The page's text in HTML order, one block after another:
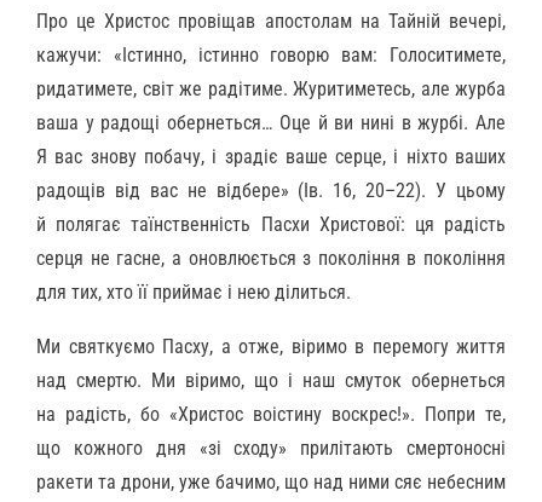
Про це Христос провіщав апостолам на Тайній вечері,
кажучи: «Істинно, істинно говорю вам: Голоситимете,
ридатимете, світ же радітиме. Журитиметесь, але журба
ваша у радощі обернеться… Оце й ви нині в журбі. Але
Я вас знову побачу, і зрадіє ваше серце, і ніхто ваших
радощів від вас не відбере» (Ів. 16, 20–22). У цьому
й полягає таїнственність Пасхи Христової: ця радість
серця не гасне, а оновлюється з покоління в покоління
для тих, хто її приймає і нею ділиться.
Ми святкуємо Пасху, а отже, віримо в перемогу життя
над смертю. Ми віримо, що і наш смуток обернеться
на радість, бо «Христос воістину воскрес!». Попри те,
що кожного дня «зі сходу» прилітають смертоносні
ракети та дрони, уже бачимо, що над ними сяє небесним